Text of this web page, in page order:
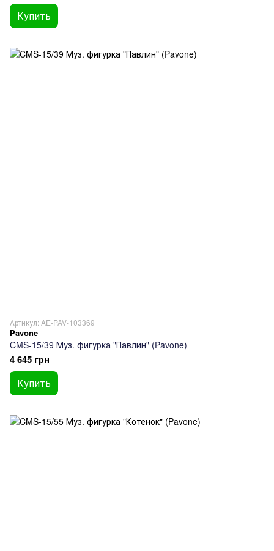
Купить
Артикул: AE-PAV-103369
Pavone
CMS-15/39 Муз. фигурка "Павлин" (Pavone)
4 645 грн
Купить